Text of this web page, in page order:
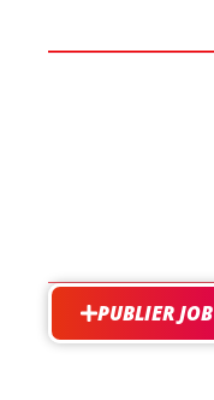
PUBLIER JOB